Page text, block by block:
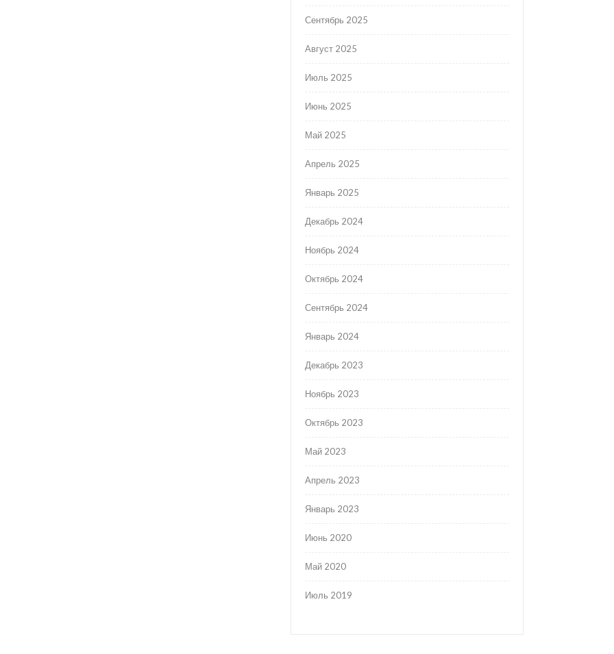
Сентябрь 2025
Август 2025
Июль 2025
Июнь 2025
Май 2025
Апрель 2025
Январь 2025
Декабрь 2024
Ноябрь 2024
Октябрь 2024
Сентябрь 2024
Январь 2024
Декабрь 2023
Ноябрь 2023
Октябрь 2023
Май 2023
Апрель 2023
Январь 2023
Июнь 2020
Май 2020
Июль 2019